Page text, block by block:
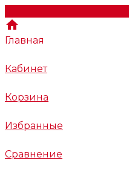
Главная
Кабинет
Корзина
Избранные
Сравнение